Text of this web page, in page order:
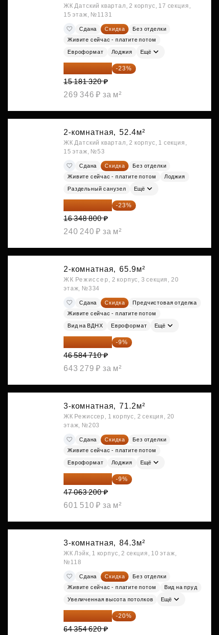
ЖК Датский квартал, 2 корпус, 17 секция,
15 этаж, №1131
Сдана Скидка
Без отделки
Живите сейчас - платите потом
Евроформат Лоджия Ещё
11 689 616 ₽ -23%
15 181 320 ₽
269 346 ₽ за м²
2-комнатная, 52.4м²
ЖК Датский квартал, 2 корпус, 1 секция,
15 этаж, №53
Сдана Скидка
Без отделки
Живите сейчас - платите потом
Лоджия
Раздельный санузел Ещё
12 588 576 ₽ -23%
16 348 800 ₽
240 240 ₽ за м²
2-комнатная, 65.9м²
ЖК Режиссер, 2 корпус, 3 секция, 20
этаж, №334
Сдана Скидка
Предчистовая отделка
Живите сейчас - платите потом
Вид на ВДНХ Евроформат Ещё
42 392 086 ₽ -9%
46 584 710 ₽
643 279 ₽ за м²
3-комнатная, 71.2м²
ЖК Режиссер, 1 корпус, 2 секция, 20
этаж, №203
Сдана Скидка
Без отделки
Живите сейчас - платите потом
Евроформат Лоджия Ещё
42 827 512 ₽ -9%
47 063 200 ₽
601 510 ₽ за м²
3-комнатная, 84.3м²
ЖК Лэйк, 1 корпус, 2 секция, 10 этаж,
№118
Сдана Скидка
Без отделки
Живите сейчас - платите потом
Вид на пруд
Увеличенная высота потолков Ещё
51 483 696 ₽ -20%
64 354 620 ₽